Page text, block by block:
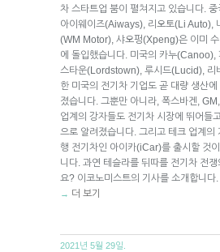
차 스타트업 붐이 펼쳐지고 있습니다.
아이웨이즈(Aiways), 리오토(Li Auto),
(WM Motor), 샤오펑(Xpeng)은 이미 수
에 돌입했습니다. 미국의 카누
스타운(Lordstown), 루시드(Lucid), 리
한 미국의 전기차 기업도 곧 대량 생산
졌습니다. 그뿐만 아니라, 폭스바겐,
업계의 강자들도 전기차 시장에 뛰어들
으로 알려졌습니다. 그리고 테크 업계의
행 전기차인 아이카(iCar)를 출시할 것
니다. 과연 테슬라를 뒤따를 전기차 전
요? 이코노미스트의 기사를 소개합니다.
→ 더 보기
2021년 5월 29일.